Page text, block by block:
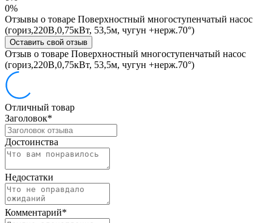
0%
Отзывы о товаре Поверхностный многоступенчатый насос
(гориз,220В,0,75кВт, 53,5м, чугун +нерж.70°)
Оставить свой отзыв
Отзыв о товаре Поверхностный многоступенчатый насос
(гориз,220В,0,75кВт, 53,5м, чугун +нерж.70°)
Отличный товар
Заголовок*
Достоинства
Недостатки
Комментарий*